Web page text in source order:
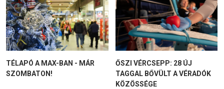
TÉLAPÓ A MAX-BAN - MÁR
SZOMBATON!
ŐSZI VÉRCSEPP: 28 ÚJ
TAGGAL BŐVÜLT A VÉRADÓK
KÖZÖSSÉGE